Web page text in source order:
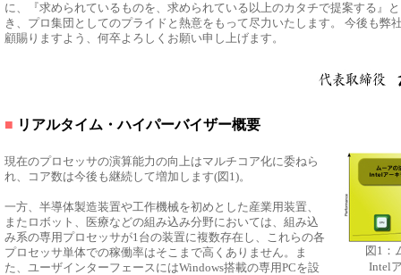
に、『求められているものを、求められている以上のカタチで提案する』
き、プロ集団としてのプライドと熱意をもって尽力いたします。 今後も弊
顧賜りますよう、何卒よろしくお願い申し上げます。
■ リアルタイム・ハイパーバイザー概要
現在のプロセッサの演算能力の向上はマルチコア化に委ねら
れ、コア数は今後も継続して増加します(図1)。
一方、半導体製造装置や工作機械を初めとした産業用装置、
またロボット、医療などの組み込み分野においては、組み込
み系の専用プロセッサが1台の装置に複数存在し、これらの各
プロセッサ単体での稼働率はそこまで高くありません。ま
た、ユーザインターフェースにはWindows搭載の専用PCを設
図1：
Intel